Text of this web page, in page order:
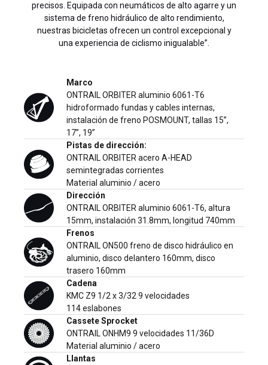
precisos. Equipada con neumáticos de alto agarre y un
sistema de freno hidráulico de alto rendimiento,
nuestras bicicletas ofrecen un control excepcional y
una experiencia de ciclismo inigualable”.
Marco
ONTRAIL ORBITER aluminio 6061-T6
hidroformado fundas y cables internas,
instalación de freno POSMOUNT, tallas 15”,
17”, 19”
Pistas de dirección:
ONTRAIL ORBITER acero A-HEAD
semintegradas corrientes
Material aluminio / acero
Dirección
ONTRAIL ORBITER aluminio 6061-T6, altura
15mm, instalación 31.8mm, longitud 740mm
Frenos
ONTRAIL ON500 freno de disco hidráulico en
aluminio, disco delantero 160mm, disco
trasero 160mm
Cadena
KMC Z9 1/2 x 3/32 9 velocidades
114 eslabones
Cassete Sprocket
ONTRAIL ONHM9 9 velocidades 11/36D
Material aluminio / acero
Llantas